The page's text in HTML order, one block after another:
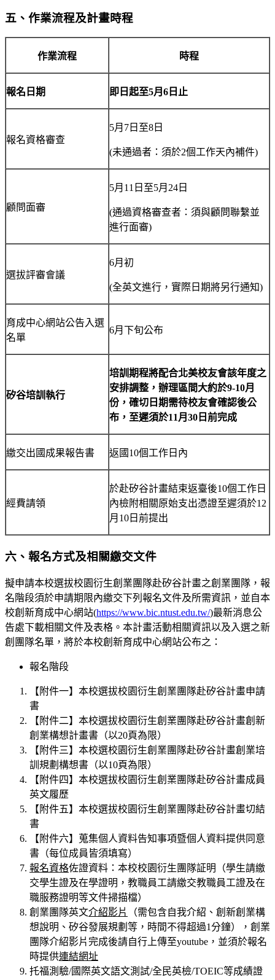
五、作業流程及計畫時程
作業流程 時程
報名日期 即日起至5月 6 日止
報名資格審查
5月7日至8日
(未通過者：須於2個工作天內補件)
顧問面審
5月11日至5月24日
(通過資格審查者：須與顧問聯繫並
進行面審)
選拔評審會議
6月初
(全英文進行，實際日期將另行通知)
育成中心網站公告入選
名單
6月下旬公布
矽谷培訓執行
培訓期程將配合北美校友會該年度之
安排調整，辦理區間大約於9-10月
份，確切日期需待校友會確認後公
布， 至遲須於11 月 30 日前完成
繳交出國成果報告書 返國10個工作日內
經費請領
於赴矽谷計畫結束返臺後10個工作日
內檢附相關原始支出憑證至遲須於12
月10日前提出
六、報名方式及相關繳交文件
擬申請本校選拔校園衍生創業團隊赴矽谷計畫之創業團隊，報
名階段須於申請期限內繳交下列報名文件及所需資訊，並自本
校創新育成中心網站(https://www.bic.ntust.edu.tw/)最新消息公
告處下載相關文件及表格。本計畫活動相關資訊以及入選之新
創團隊名單，將於本校創新育成中心網站公布之：
報名階段
【附件一】本校選拔校園衍生創業團隊赴矽谷計畫申請
書
【附件二】本校選拔校園衍生創業團隊赴矽谷計畫創新
創業構想計畫書（以20頁為限）
【附件三】本校選校園衍生創業團隊赴矽谷計畫創業培
訓規劃構想書（以10頁為限）
【附件四】本校選拔校園衍生創業團隊赴矽谷計畫成員
英文履歷
【附件五】本校選拔校園衍生創業團隊赴矽谷計畫切結
書
【附件六】蒐集個人資料告知事項暨個人資料提供同意
書（每位成員皆須填寫）
報名資格佐證資料：本校校園衍生團隊証明（學生請繳
交學生證及在學證明，教職員工請繳交教職員工證及在
職服務證明等文件掃描檔）
創業團隊英文介紹影片
（需包含自我介紹、創新創業構
想說明、矽谷發展規劃等，時間不得超過1分鐘），創業
團隊介紹影片完成後請自行上傳至youtube，並須於報名
時提供連結網址
托福測驗/國際英文語文測試/全民英檢/TOEIC等成績證